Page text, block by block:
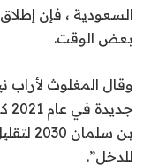
السعودية ، فإن
بعض الوقت.
وقال المغلوث لأراب
بن
للدخل”.